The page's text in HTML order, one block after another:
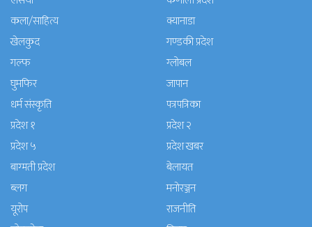
कला/साहित्य
क्यानाडा
खेलकुद
गण्डकी प्रदेश
गल्फ
ग्लोबल
घुमफिर
जापान
धर्म संस्कृति
पत्रपत्रिका
प्रदेश १
प्रदेश २
प्रदेश ५
प्रदेश खबर
बाग्मती प्रदेश
बेलायत
ब्लग
मनाेरञ्जन
यूरोप
राजनीति